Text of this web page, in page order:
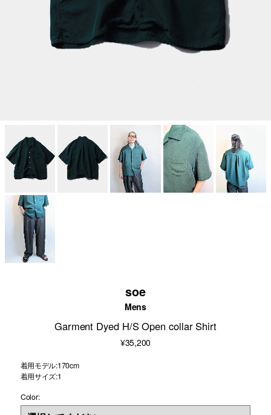
soe
Mens
Garment Dyed H/S Open collar Shirt
¥35,200
着用モデル:170cm
着用サイズ:1
Color: